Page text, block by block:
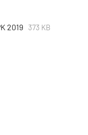
2019 373 KB